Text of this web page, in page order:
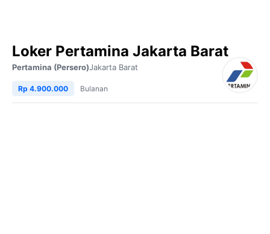
Loker Pertamina Jakarta Barat
Pertamina (Persero)Jakarta Barat
Rp 4.900.000 Bulanan